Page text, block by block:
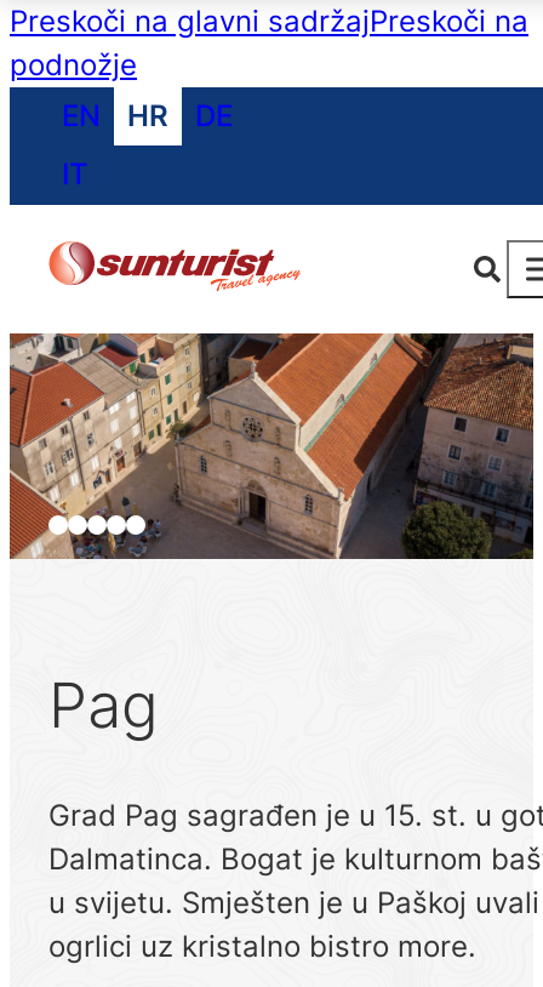
Preskoči na glavni sadržajPreskoči na
podnožje
EN
HR
DE
IT
Pag
Grad Pag sagrađen je u 15. st. u
Dalmatinca. Bogat je kulturnom
u svijetu. Smješten je u Paškoj
ogrlici uz kristalno bistro more.